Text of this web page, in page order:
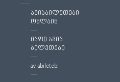
ავიაბილეთები
ონლაინ
იაფი ავია
ბილეთები
aviabiletebi